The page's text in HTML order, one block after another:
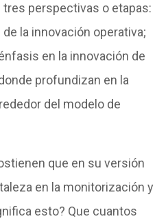
perspectivas o etapas:
de la innovación operativa;
en la innovación de
profundizan en la
del modelo de
que en su versión
en la monitorización y
esto? Que cuantos